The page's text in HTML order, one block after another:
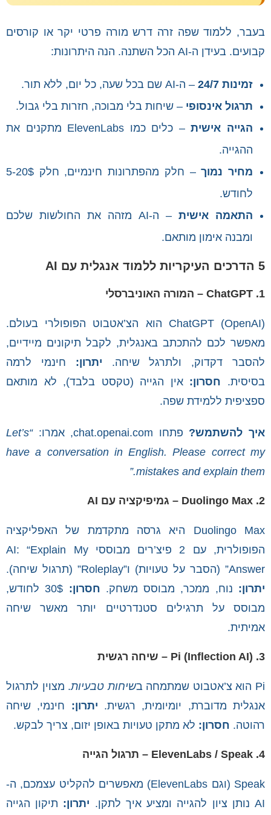
בעבר, ללמוד שפה זרה דרש מורה פרטי יקר או קורסים
קבועים. בעידן ה-AI הכל השתנה. הנה היתרונות:
זמינות 24/7
– ה-AI שם בכל שעה, כל יום, ללא תור.
תרגול אינסופי – שיחות בלי מבוכה, חזרות בלי גבול.
הגייה אישית
– כלים כמו ElevenLabs מתקנים את
ההגייה.
מחיר נמוך
– חלק מהפתרונות חינמיים, חלק 5-20$
לחודש.
התאמה אישית
– ה-AI מזהה את החולשות שלכם
ומבנה אימון מותאם.
5 הדרכים העיקריות ללמוד אנגלית עם AI
1. ChatGPT – המורה האוניברסלי
ChatGPT (OpenAI) הוא הצ’אטבוט הפופולרי בעולם.
מאפשר לכם להתכתב באנגלית, לקבל תיקונים מיידיים,
להסבר דקדוק, ולתרגל שיחה. יתרון: חינמי לרמה
בסיסית. חסרון: אין הגייה (טקסט בלבד), לא מותאם
ספציפית ללמידת שפה.
איך להשתמש? פתחו chat.openai.com, אמרו:
“Let’s
have a conversation in English. Please correct my
mistakes and explain them.”
2. Duolingo Max – גמיפיקציה עם AI
Duolingo Max היא גרסה מתקדמת של האפליקציה
הפופולרית, עם 2 פיצ’רים מבוססי AI: “Explain My
Answer” (הסבר על טעויות) ו”Roleplay” (תרגול שיחה).
יתרון: נוח, ממכר, מבוסס משחק. חסרון:
30$ לחודש,
מבוסס על תרגילים סטנדרטיים יותר מאשר שיחה
אמיתית.
3. Pi (Inflection AI) – שיחה רגשית
Pi הוא צ’אטבוט שמתמחה ב שיחות טבעיות. מצוין לתרגול
אנגלית מדוברת, יומיומית, רגשית. יתרון: חינמי, שיחה
רהוטה. חסרון: לא מתקן טעויות באופן יזום, צריך לבקש.
4. ElevenLabs / Speak – תרגול הגייה
Speak (וגם ElevenLabs) מאפשרים להקליט עצמכם, ה-
AI נותן ציון להגייה ומציע איך לתקן.
יתרון: תיקון הגייה